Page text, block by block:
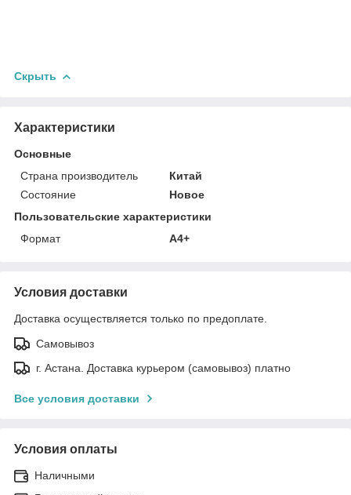
Скрыть
Характеристики
Основные
Страна производитель
Китай
Состояние
Новое
Пользовательские характеристики
Формат
А4+
Условия доставки
Доставка осуществляется только по предоплате.
Самовывоз
г. Астана. Доставка курьером (самовывоз) платно
Все условия доставки
Условия оплаты
Наличными